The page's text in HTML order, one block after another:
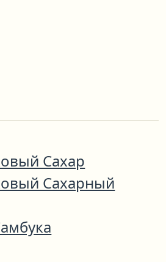
Сахар
Сахарный